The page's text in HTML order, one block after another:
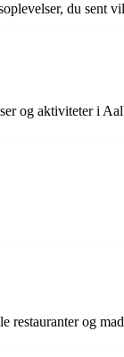
du sent
og aktiviteter i
restauranter og